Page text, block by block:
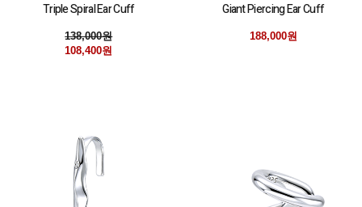
Triple Spiral Ear Cuff
138,000원
108,400원
Giant Piercing Ear Cuff
188,000원